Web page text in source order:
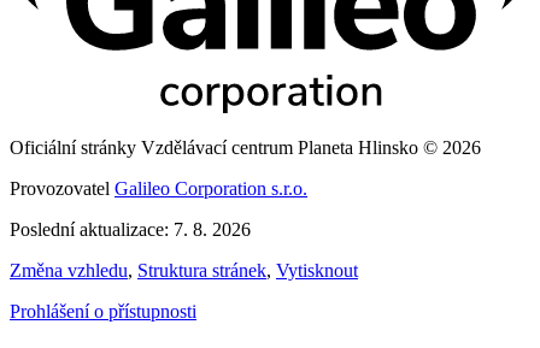
Oficiální stránky Vzdělávací centrum Planeta Hlinsko © 2026
Provozovatel Galileo Corporation s.r.o.
Poslední aktualizace: 7. 8. 2026
Změna vzhledu, Struktura stránek, Vytisknout
Prohlášení o přístupnosti